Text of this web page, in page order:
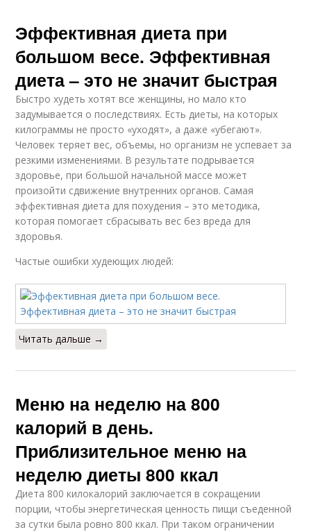
Эффективная диета при
большом весе. Эффективная
диета – это не значит быстрая
Быстро худеть хотят все женщины, но мало кто
задумывается о последствиях. Есть диеты, на которых
килограммы не просто «уходят», а даже «убегают».
Человек теряет вес, объемы, но организм не успевает за
резкими изменениями. В результате подрывается
здоровье, при большой начальной массе может
произойти сдвижение внутренних органов. Самая
эффективная диета для похудения – это методика,
которая помогает сбрасывать вес без вреда для
здоровья.
Частые ошибки худеющих людей:
Читать дальше →
Меню на неделю на 800
калорий в день.
Приблизительное меню на
неделю диеты 800 ккал
Диета 800 килокалорий заключается в сокращении
порции, чтобы энергетическая ценность пищи съеденной
за сутки была ровно 800 ккал. При таком ограничении